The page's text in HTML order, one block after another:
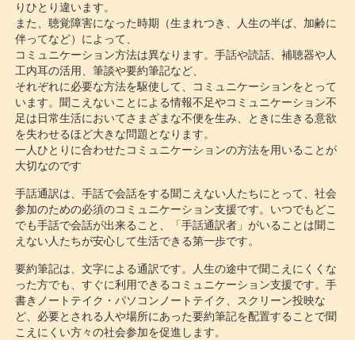
りひとり違います。
また、聴覚障害になった時期（生まれつき、人生の半ば、加齢に
伴ってなど）によって、
コミュニケーション方法は異なります。手話や読話、補聴器や人
工内耳の活用、筆談や要約筆記など、
それぞれに必要な方法を駆使して、コミュニケーションをとって
います。聞こえないことによる情報不足やコミュニケーション不
足は日常生活においてさまざまな不便を生み、ときに生きる意欲
を失わせるほど大きな問題となります。
一人ひとりに合わせたコミュニケーションの方法を用いることが
大切なのです
手話通訳は、手話で会話をする聞こえない人たちにとって、社会
参加のための必須のコミュニケーション支援です。いつでもどこ
でも手話で会話が出来ること、「手話通訳者」がいることは聞こ
えない人たちが安心して生活できる第一歩です。
要約筆記は、文字による通訳です。人生の途中で聞こえにくくな
った方でも、すぐに利用できるコミュニケーション支援です。手
書きノートテイク・パソコンノートテイク、スクリーン投映な
ど、必要とされる人や場所にあった要約筆記を配置することで聞
こえにくい方々の社会参加を促進します。